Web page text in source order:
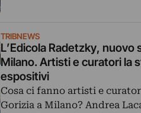
TRIBNEWS
L’Edicola Radetzky,
Milano. Artisti e curatori la
espositivi
Cosa ci fanno artisti e
Gorizia a Milano? Andrea